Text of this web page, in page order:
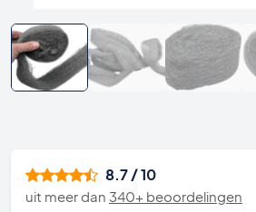
8.7 / 10
uit meer dan 340+ beoordelingen